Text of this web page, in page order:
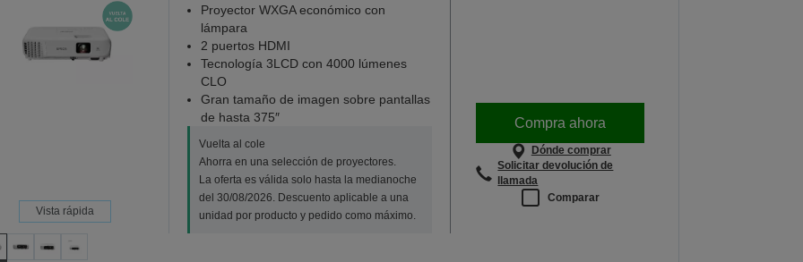
Vista rápida
Proyector WXGA económico con
lámpara
2 puertos HDMI
Tecnología 3LCD con 4000 lúmenes
CLO
Gran tamaño de imagen sobre pantallas
de hasta 375″
Vuelta al cole
Ahorra en una selección de proyectores.
La oferta es válida solo hasta la medianoche
del 30/08/2026. Descuento aplicable a una
unidad por producto y pedido como máximo.
Compra ahora
Dónde comprar
Solicitar devolución de
llamada
Comparar